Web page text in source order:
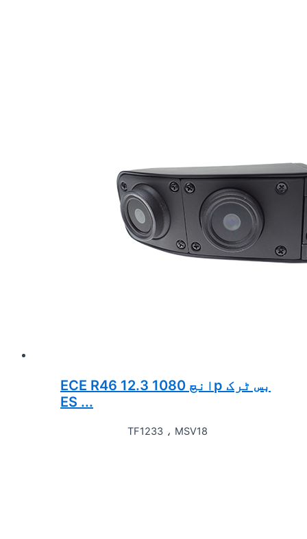
ECE R46 12.3 انچ 1080p بس ٹرک
ES ...
TF1233 ، MSV18